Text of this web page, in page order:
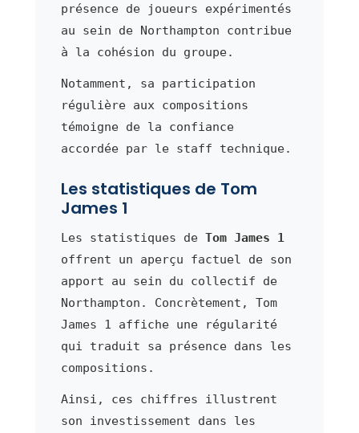
présence de joueurs expérimentés
au sein de Northampton contribue
à la cohésion du groupe.
Notamment, sa participation
régulière aux compositions
témoigne de la confiance
accordée par le staff technique.
Les statistiques de Tom
James 1
Les statistiques de Tom James 1
offrent un aperçu factuel de son
apport au sein du collectif de
Northampton. Concrètement, Tom
James 1 affiche une régularité
qui traduit sa présence dans les
compositions.
Ainsi, ces chiffres illustrent
son investissement dans les